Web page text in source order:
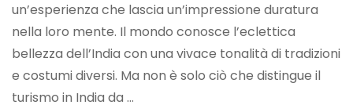
un’esperienza che lascia un’impressione duratura
nella loro mente. Il mondo conosce l’eclettica
bellezza dell’India con una vivace tonalità di tradizioni
e costumi diversi. Ma non è solo ciò che distingue il
turismo in India da …